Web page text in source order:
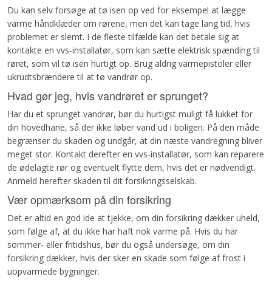
Du kan selv forsøge at tø isen op ved for eksempel at lægge
varme håndklæder om rørene, men det kan tage lang tid, hvis
problemet er slemt. I de fleste tilfælde kan det betale sig at
kontakte en vvs-installatør, som kan sætte elektrisk spænding til
røret, som vil tø isen hurtigt op. Brug aldrig varmepistoler eller
ukrudtsbrændere til at tø vandrør op.
Hvad gør jeg, hvis vandrøret er sprunget?
Har du et sprunget vandrør, bør du hurtigst muligt få lukket for
din hovedhane, så der ikke løber vand ud i boligen. På den måde
begrænser du skaden og undgår, at din næste vandregning bliver
meget stor. Kontakt derefter en vvs-installatør, som kan reparere
de ødelagte rør og eventuelt flytte dem, hvis det er nødvendigt.
Anmeld herefter skaden til dit forsikringsselskab.
Vær opmærksom på din forsikring
Det er altid en god ide at tjekke, om din forsikring dækker uheld,
som følge af, at du ikke har haft nok varme på. Hvis du har
sommer- eller fritidshus, bør du også undersøge, om din
forsikring dækker, hvis der sker en skade som følge af frost i
uopvarmede bygninger.